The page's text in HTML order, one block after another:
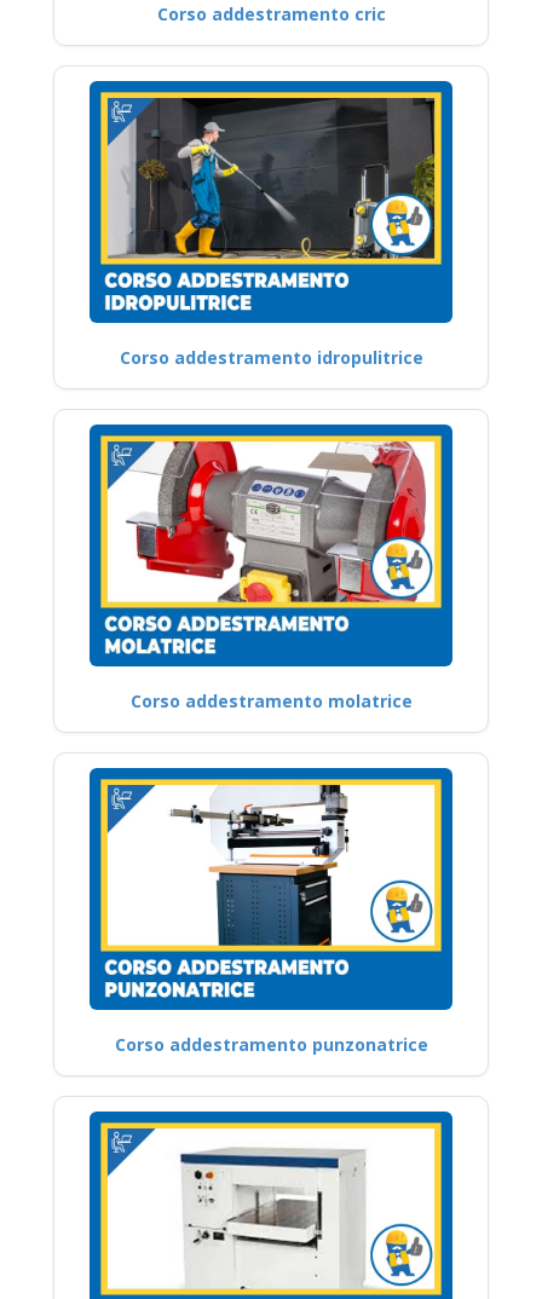
Corso addestramento cric
Corso addestramento idropulitrice
Corso addestramento molatrice
Corso addestramento punzonatrice